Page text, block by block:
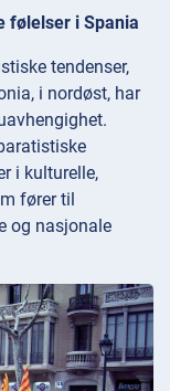
følelser i Spania
tendenser,
i nordøst, har
i kulturelle,
fører til
og nasjonale